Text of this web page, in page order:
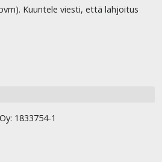
Kuuntele viesti, että lahjoitus
1833754-1